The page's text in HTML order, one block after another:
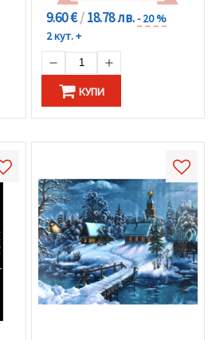
9.60 €/18.78 лв.- 20 %
2 кут. +
КУПИ